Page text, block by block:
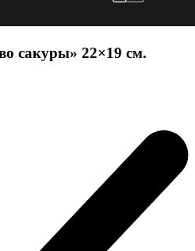
сакуры» 22×19 см.